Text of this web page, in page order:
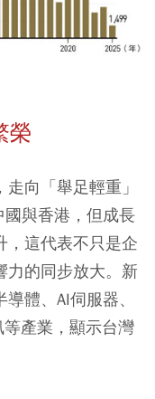
榮
向「舉足輕重」
與香港，但成長
，這代表不只是企
力的同步放大。新
體、AI伺服器、
產業，顯示台灣